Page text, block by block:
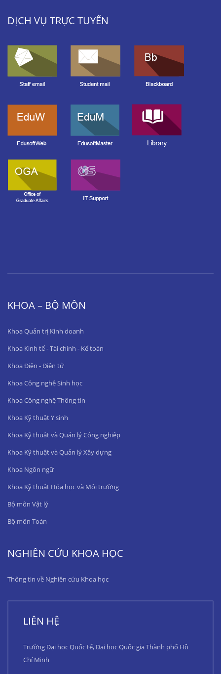
DỊCH VỤ TRỰC TUYẾN
KHOA – BỘ MÔN
Khoa Quản trị Kinh doanh
Khoa Kinh tế - Tài chính - Kế toán
Khoa Điện - Điện tử
Khoa Công nghệ Sinh học
Khoa Công nghệ Thông tin
Khoa Kỹ thuật Y sinh
Khoa Kỹ thuật và Quản lý Công nghiệp
Khoa Kỹ thuật và Quản lý Xây dựng
Khoa Ngôn ngữ
Khoa Kỹ thuật Hóa học và Môi trường
Bộ môn Vật lý
Bộ môn Toán
NGHIÊN CỨU KHOA HỌC
Thông tin về Nghiên cứu Khoa học
LIÊN HỆ
Trường Đại học Quốc tế, Đại học Quốc gia Thành phố Hồ
Chí Minh